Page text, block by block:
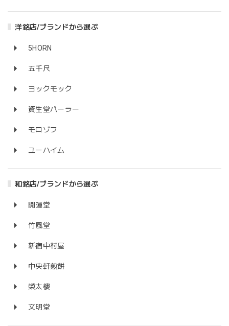
洋銘店/ブランドから選ぶ
5HORN
五千尺
ヨックモック
資生堂パーラー
モロゾフ
ユーハイム
和銘店/ブランドから選ぶ
開運堂
竹風堂
新宿中村屋
中央軒煎餅
榮太樓
文明堂